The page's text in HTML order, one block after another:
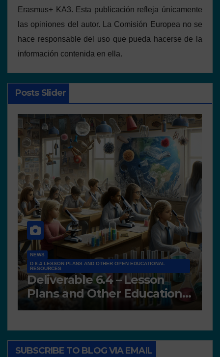
Erasmus+ KA3. Esta publicación refleja únicamente
las opiniones del autor. La Comisión Europea no se
hace responsable del uso que pueda hacerse de la
información contenida en ella.
Posts Slider
OTHER OPEN EDUCATIONAL
– Lesson
Educational
D7.2 Scientific
Portfolios
SUBSCRIBE TO BLOG VIA EMAIL